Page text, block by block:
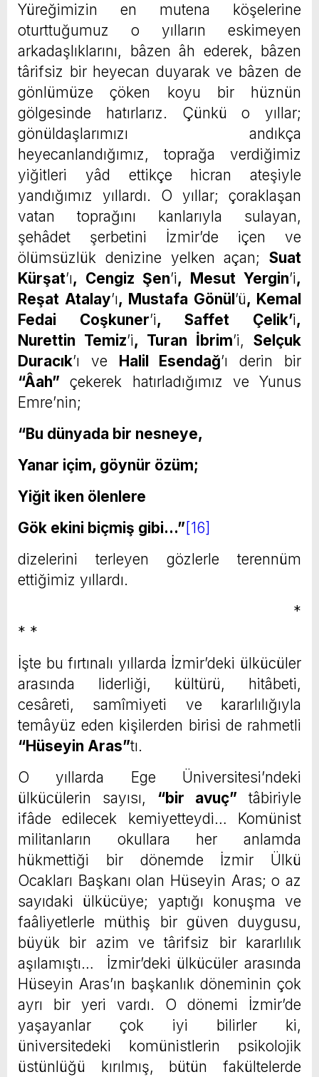
Yüreğimizin en mutena köşelerine
oturttuğumuz o yılların eskimeyen
arkadaşlıklarını, bâzen âh ederek, bâzen
târifsiz bir heyecan duyarak ve bâzen de
gönlümüze çöken koyu bir hüznün
gölgesinde hatırlarız. Çünkü o yıllar;
gönüldaşlarımızı andıkça
heyecanlandığımız, toprağa verdiğimiz
yiğitleri yâd ettikçe hicran ateşiyle
yandığımız yıllardı. O yıllar; çoraklaşan
vatan toprağını kanlarıyla sulayan,
şehâdet şerbetini İzmir’de içen ve
ölümsüzlük denizine yelken açan; Suat
Kürşat’ı, Cengiz Şen’i, Mesut Yergin’i,
Reşat Atalay’ı, Mustafa Gönül’ü, Kemal
Fedai Coşkuner’i, Saffet Çelik’i,
Nurettin Temiz’i, Turan İbrim’i, Selçuk
Duracık’ı ve Halil Esendağ’ı derin bir
“Âah” çekerek hatırladığımız ve Yunus
Emre’nin;
“Bu dünyada bir nesneye,
Yanar içim, göynür özüm;
Yiğit iken ölenlere
Gök ekini biçmiş gibi…” [16]
dizelerini terleyen gözlerle terennüm
ettiğimiz yıllardı.
*
* *
İşte bu fırtınalı yıllarda İzmir’deki ülkücüler
arasında liderliği, kültürü, hitâbeti,
cesâreti, samîmiyeti ve kararlılığıyla
temâyüz eden kişilerden birisi de rahmetli
“Hüseyin Aras”tı.
O yıllarda Ege Üniversitesi’ndeki
ülkücülerin sayısı, “bir avuç” tâbiriyle
ifâde edilecek kemiyetteydi… Komünist
militanların okullara her anlamda
hükmettiği bir dönemde İzmir Ülkü
Ocakları Başkanı olan Hüseyin Aras; o az
sayıdaki ülkücüye; yaptığı konuşma ve
faâliyetlerle müthiş bir güven duygusu,
büyük bir azim ve târifsiz bir kararlılık
aşılamıştı… İzmir’deki ülkücüler arasında
Hüseyin Aras’ın başkanlık döneminin çok
ayrı bir yeri vardı. O dönemi İzmir’de
yaşayanlar çok iyi bilirler ki,
üniversitedeki komünistlerin psikolojik
üstünlüğü kırılmış, bütün fakültelerde